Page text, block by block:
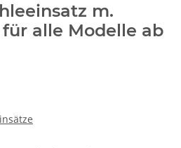
m.
alle Modelle ab